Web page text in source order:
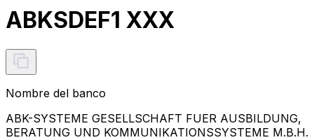
ABKSDEF1 XXX
Nombre del banco
ABK-SYSTEME GESELLSCHAFT FUER AUSBILDUNG,
BERATUNG UND KOMMUNIKATIONSSYSTEME M.B.H.